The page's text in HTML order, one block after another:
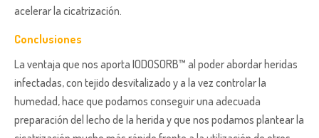
acelerar la cicatrización.
Conclusiones
La ventaja que nos aporta IODOSORB™ al poder abordar heridas
infectadas, con tejido desvitalizado y a la vez controlar la
humedad, hace que podamos conseguir una adecuada
preparación del lecho de la herida y que nos podamos plantear la